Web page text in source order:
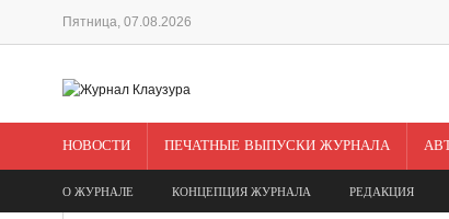
Пятница, 07.08.2026
НОВОСТИ ПЕЧАТНЫЕ ВЫПУСКИ ЖУРНАЛА
О ЖУРНАЛЕ КОНЦЕПЦИЯ ЖУРНАЛА РЕДАКЦИЯ